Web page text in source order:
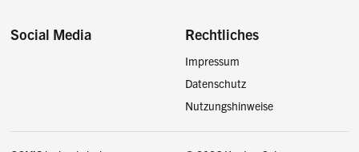
Social Media Rechtliches
Impressum
Datenschutz
Nutzungshinweise